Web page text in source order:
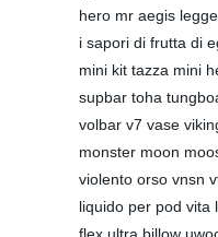
hero mr aegis
i sapori di frutta di
mini kit tazza mini
supbar toha
volbar v7 vase
monster moon
violento orso vnsn
liquido per pod vita